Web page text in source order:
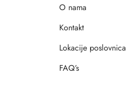
O nama
Kontakt
Lokacije poslovnica
FAQ’s